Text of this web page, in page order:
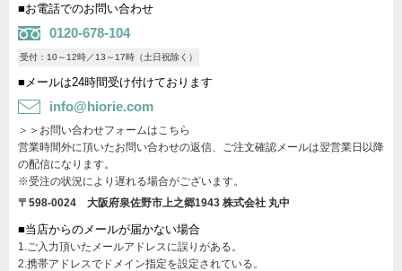
■お電話でのお問い合わせ
0120-678-104
受付：10～12時／13～17時（土日祝除く）
■メールは24時間受け付けております
info@hiorie.com
＞＞お問い合わせフォームはこちら
営業時間外に頂いたお問い合わせの返信、ご注文確認メールは翌営業日以降
の配信になります。
※受注の状況により遅れる場合がございます。
〒598-0024 大阪府泉佐野市上之郷1943 株式会社 丸中
■当店からのメールが届かない場合
1.ご入力頂いたメールアドレスに誤りがある。
2.携帯アドレスでドメイン指定を設定されている。